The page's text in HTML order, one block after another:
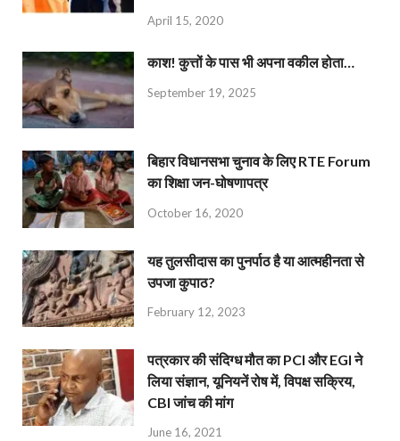
April 15, 2020
काश! कुत्तों के पास भी अपना वकील होता…
September 19, 2025
बिहार विधानसभा चुनाव के लिए RTE Forum
का शिक्षा जन-घोषणापत्र
October 16, 2020
यह तुलसीदास का पुनर्पाठ है या आत्महीनता से
उपजा कुपाठ?
February 12, 2023
पत्रकार की संदिग्ध मौत का PCI और EGI ने
लिया संज्ञान, यूनियनें रोष में, विपक्ष सक्रिय,
CBI जांच की मांग
June 16, 2021